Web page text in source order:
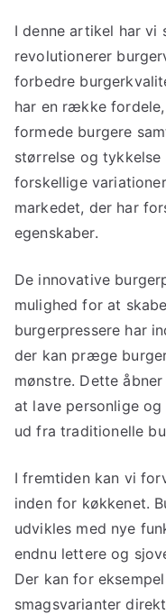
I denne artikel har vi
revolutionerer
forbedre
har en række
formede burgere
størrelse og
forskellige
markedet, der har
egenskaber.
De innovative
mulighed for at
burgerpressere har
der kan præge
mønstre. Dette
at lave personlige
ud fra traditionelle
I fremtiden kan vi
inden for køkkenet.
udvikles med nye
endnu lettere og
Der kan for
smagsvarianter